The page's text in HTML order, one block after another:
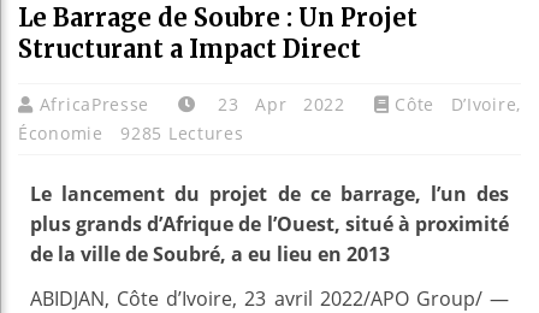
Le Barrage de Soubre : Un Projet
Structurant a Impact Direct
AfricaPresse 23 Apr 2022 Côte D’Ivoire,
Économie
9285 Lectures
Le lancement du projet de ce barrage, l’un des
plus grands d’Afrique de l’Ouest, situé à proximité
de la ville de Soubré, a eu lieu en 2013
ABIDJAN, Côte d’Ivoire, 23 avril 2022/APO Group/ —